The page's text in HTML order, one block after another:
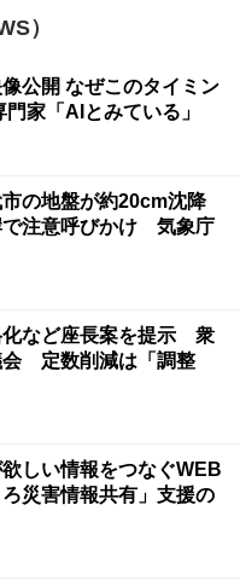
）
公開 なぜこのタイミン
家「AIとみている」
市の地盤が約20cm沈降
で注意呼びかけ 気象庁
化など座長案を提示 衆
会 定数削減は「調整
しい情報をつなぐWEB
災害情報共有」支援の